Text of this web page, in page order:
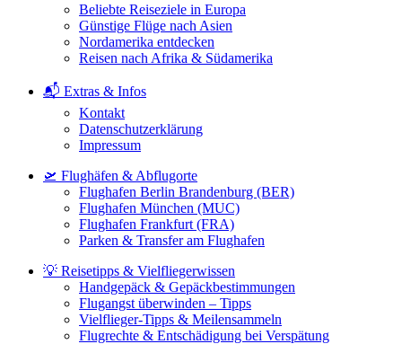
Beliebte Reiseziele in Europa
Günstige Flüge nach Asien
Nordamerika entdecken
Reisen nach Afrika & Südamerika
📬 Extras & Infos
Kontakt
Datenschutzerklärung
Impressum
🛫 Flughäfen & Abflugorte
Flughafen Berlin Brandenburg (BER)
Flughafen München (MUC)
Flughafen Frankfurt (FRA)
Parken & Transfer am Flughafen
💡 Reisetipps & Vielfliegerwissen
Handgepäck & Gepäckbestimmungen
Flugangst überwinden – Tipps
Vielflieger-Tipps & Meilensammeln
Flugrechte & Entschädigung bei Verspätung